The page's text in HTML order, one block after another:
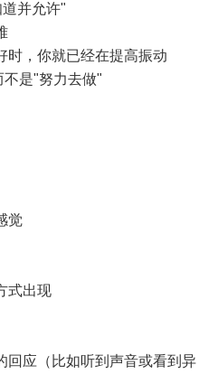
并允许"
时，你就已经在提高振动
是"努力去做"
觉
式出现
回应（比如听到声音或看到异